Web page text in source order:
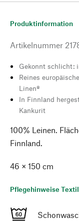
Produktinformation
Artikelnummer
Gekonnt schlicht:
Reines
Linen®
In Finnland
Kankurit
100% Leinen.
Finnland.
46 × 150 cm
Pflegehinweise Textil